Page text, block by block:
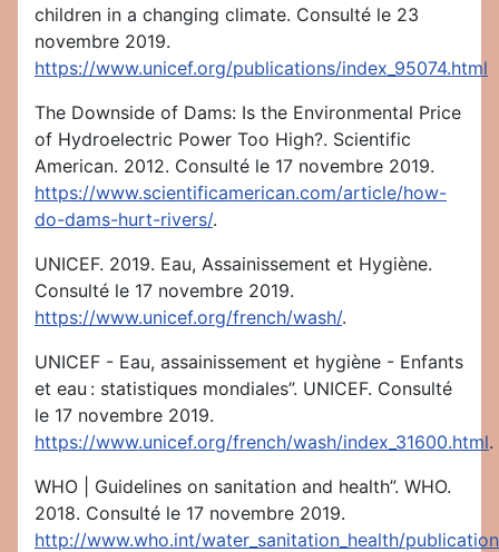
children in a changing climate. Consulté le 23
novembre 2019.
https://www.unicef.org/publications/index_95074.html
The Downside of Dams: Is the Environmental Price
of Hydroelectric Power Too High?. Scientific
American. 2012. Consulté le 17 novembre 2019.
https://www.scientificamerican.com/article/how-
do-dams-hurt-rivers/.
UNICEF. 2019. Eau, Assainissement et Hygiène.
Consulté le 17 novembre 2019.
https://www.unicef.org/french/wash/.
UNICEF - Eau, assainissement et hygiène - Enfants
et eau : statistiques mondiales”. UNICEF. Consulté
le 17 novembre 2019.
https://www.unicef.org/french/wash/index_31600.html.
WHO | Guidelines on sanitation and health”. WHO.
2018. Consulté le 17 novembre 2019.
http://www.who.int/water_sanitation_health/